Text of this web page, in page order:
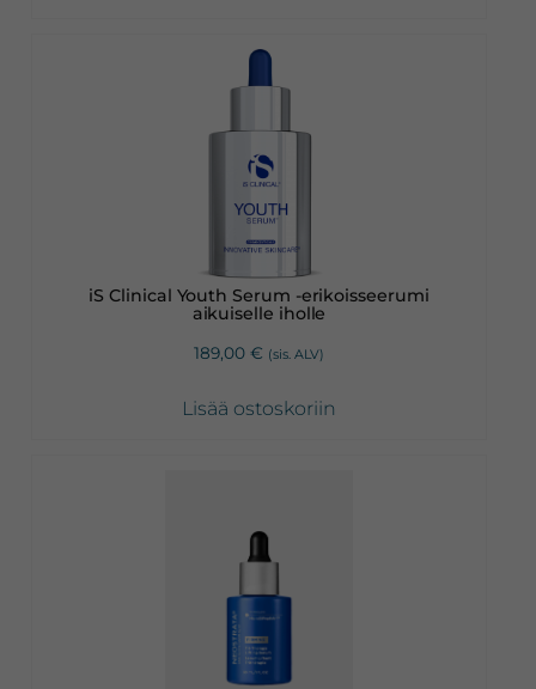
iS Clinical Youth Serum -erikoisseerumi
aikuiselle iholle
189,00 € (sis. ALV)
Lisää ostoskoriin